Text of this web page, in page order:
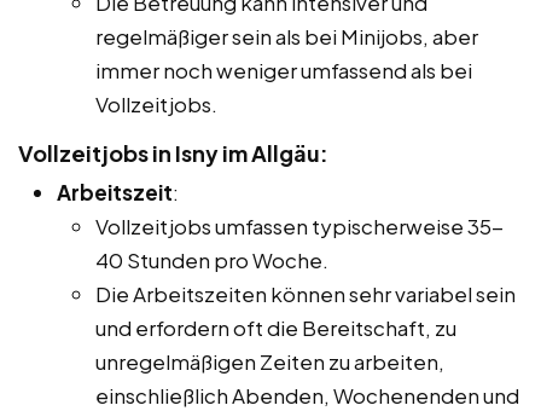
regelmäßiger sein als bei Minijobs, aber
immer noch weniger umfassend als bei
Vollzeitjobs.
Vollzeitjobs in Isny im Allgäu:
Arbeitszeit:
Vollzeitjobs umfassen typischerweise 35-
40 Stunden pro Woche.
Die Arbeitszeiten können sehr variabel sein
und erfordern oft die Bereitschaft, zu
unregelmäßigen Zeiten zu arbeiten,
einschließlich Abenden, Wochenenden und